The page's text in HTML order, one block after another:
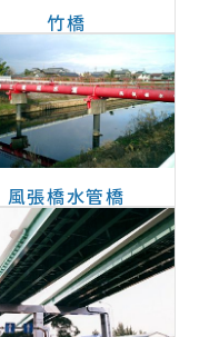
竹橋
風張橋水管橋